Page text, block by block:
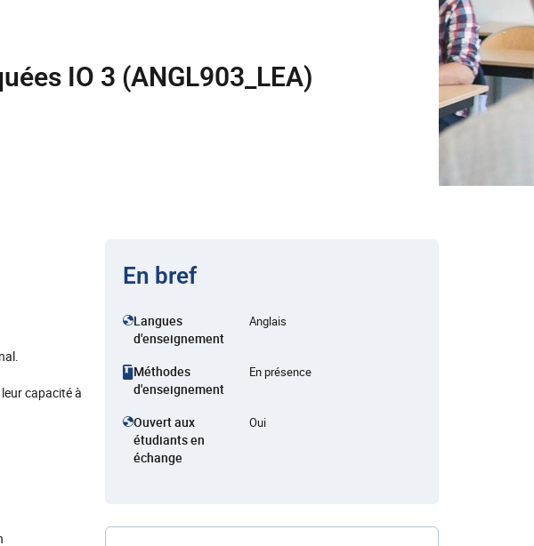
IO 3 (ANGL903_LEA)
capacité à
En bref
Langues
d'enseignement
Anglais
Méthodes
d'enseignement
En présence
Ouvert aux
étudiants en
échange
Oui